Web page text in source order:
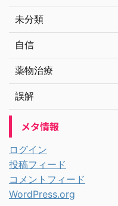
未分類
自信
薬物治療
誤解
メタ情報
ログイン
投稿フィード
コメントフィード
WordPress.org